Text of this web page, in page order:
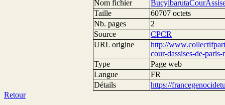
Nom fichier
Taille
60707 octets
Nb. pages
2
Source
CPCR
URL origine
http://
cour-dassises-de-
Type
Page web
Langue
FR
Détails
https://
Retour